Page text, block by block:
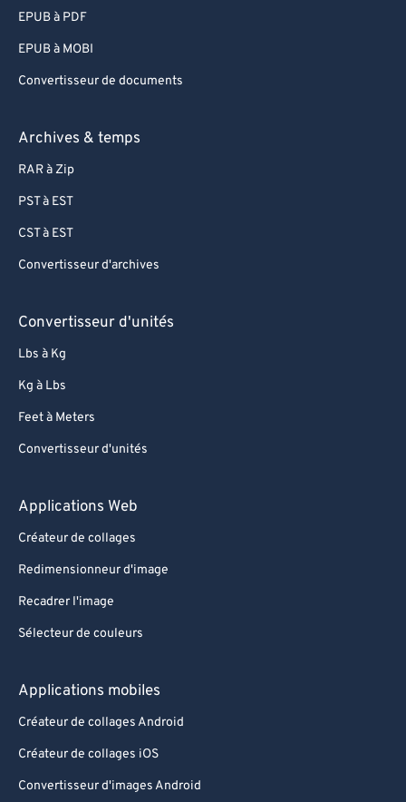
EPUB à PDF
EPUB à MOBI
Convertisseur de documents
Archives & temps
RAR à Zip
PST à EST
CST à EST
Convertisseur d'archives
Convertisseur d'unités
Lbs à Kg
Kg à Lbs
Feet à Meters
Convertisseur d'unités
Applications Web
Créateur de collages
Redimensionneur d'image
Recadrer l'image
Sélecteur de couleurs
Applications mobiles
Créateur de collages Android
Créateur de collages iOS
Convertisseur d'images Android